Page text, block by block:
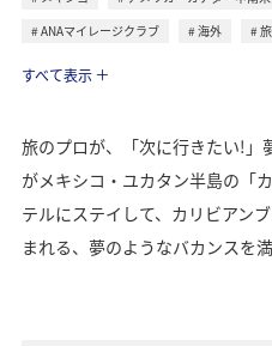
ANAマイレージクラブ
海外
すべて表示
旅のプロが、「次に行きたい!」
がメキシコ・ユカタン半島の「
テルにステイして、カリビアン
まれる、夢のようなバカンスを